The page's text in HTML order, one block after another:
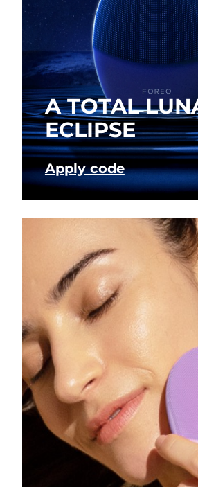
A TOTAL
ECLIPSE
Apply code
LUNA™ 4 Plus
Massage, LED heating
LUNA™ 4 Men
For men, anti-aging
LUNA™ 4 mini
For young skin, T-zone
LUNA™ 4 go
For travel or gym bag
LUNA™ 护肤
Premium cleansers &
LUNA™ 设备
All facial cleansing
BEAR™ 2 go
Microcurrent toning
BEAR™ 2 eyes
Microcurrent line
面部提拉护理
Premium anti-aging
BEAR™ 设备
All premium facelift
UFO™ 3 套装
Deep facial hydration
UFO™ 3 LED
Near-infrared and red
device
UFO™ 3 mini
Red light therapy
UFO™ 3 go
Portable red light
面膜
Rejuvenation &
UFO™ 设备
All deep facial
口腔
issa™ 4
Hybrid silicone sonic
issa™ 4 plus
Smart hybrid silicone
issa™ 4 smile
Hybrid silicone sonic
issa™ 4 baby
For ages 0-3
issa™ Teeth
Dual LED + sonic
ISSA™ 设备
All silicone sonic
FAQ™ 抗老护理
抗老
FAQ™ 101
Clinical anti-aging
FAQ™ 102
Advanced clinical anti-
FAQ™ 103
Luxurious clinical
FAQ™ P1 Primer
Manuka honey primer
FAQ™护肤品
All FAQ™ skincare
LED
NEW
FAQ™ 201
LED mask
FAQ™ 202
LED mask
FAQ™ 211
Anti-aging neck &
FAQ™ 221
Anti-aging LED hand
FAQ™护肤品
All FAQ™ skincare
FAQ™ 301
LED hair
FAQ™ Scalp
Scalp recovery
FAQ™护肤品
All FAQ™ skincare
FAQ™产品
肌肤
NEW
FAQ™ 501
Full-Spectrum Red
FAQ™ 502
Full-Spectrum Red
FAQ™ Red Light
FAQ™ skincare
保健品
专业治疗
PEACH™ 2 Pro
身体
BEAR™ 2 body
波斯尼亚和黑塞哥维那 预
文莱 预
保加利亚 预
加拿大 预
智利 预
中国 预
哥伦比亚
预
塞浦路斯 预
预
丹麦 预
爱沙尼亚
芬兰
预
预